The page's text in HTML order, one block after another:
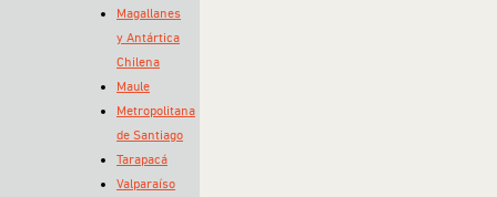
Magallanes
y Antártica
Chilena
Maule
Metropolitana
de Santiago
Tarapacá
Valparaíso